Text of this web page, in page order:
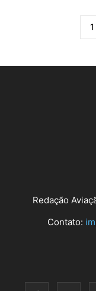
1
Redação
Contato: